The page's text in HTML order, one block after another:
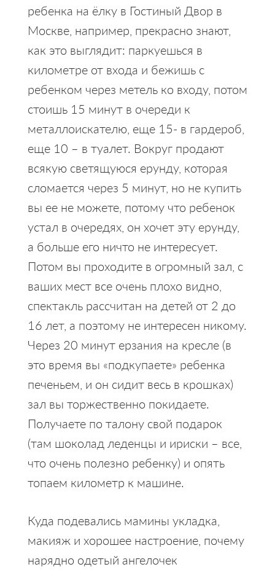
ребенка на ёлку в Гостиный Двор в
Москве, например, прекрасно знают,
как это выглядит: паркуешься в
километре от входа и бежишь с
ребенком через метель ко входу, потом
стоишь 15 минут в очереди к
металлоискателю, еще 15- в гардероб,
еще 10 – в туалет. Вокруг продают
всякую светящуюся ерунду, которая
сломается через 5 минут, но не купить
вы ее не можете, потому что ребенок
устал в очередях, он хочет эту ерунду,
а больше его ничто не интересует.
Потом вы проходите в огромный зал, с
ваших мест все очень плохо видно,
спектакль рассчитан на детей от 2 до
16 лет, а поэтому не интересен никому.
Через 20 минут ерзания на кресле (в
это время вы «подкупаете» ребенка
печеньем, и он сидит весь в крошках)
зал вы торжественно покидаете.
Получаете по талону свой подарок
(там шоколад леденцы и ириски – все,
что очень полезно ребенку) и опять
топаем километр к машине.
Куда подевались мамины укладка,
макияж и хорошее настроение, почему
нарядно одетый ангелочек